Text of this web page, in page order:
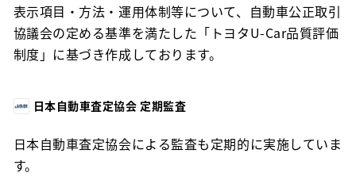
表示項目・方法・運用体制等について、自動車公正取引
協議会の定める基準を満たした「トヨタU-Car品質評価
制度」に基づき作成しております。
日本自動車査定協会 定期監査
日本自動車査定協会による監査も定期的に実施していま
す。